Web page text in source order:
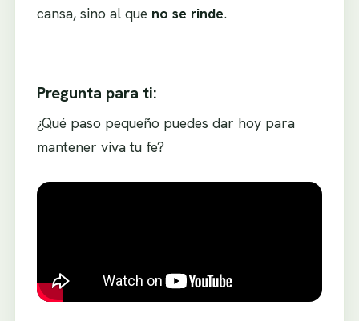
cansa, sino al que no se rinde.
Pregunta para ti:
¿Qué paso pequeño puedes dar hoy para
mantener viva tu fe?